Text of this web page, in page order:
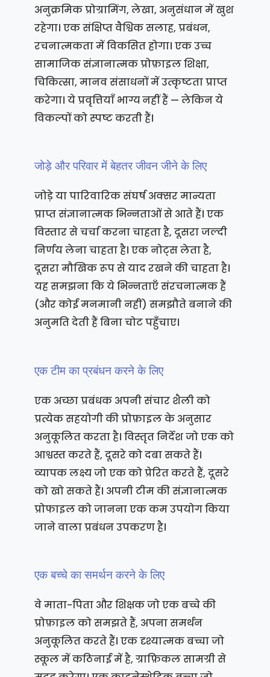
अनुक्रमिक प्रोग्रामिंग, लेखा, अनुसंधान में खुश
रहेगा। एक संक्षिप्त वैश्विक सलाह, प्रबंधन,
रचनात्मकता में विकसित होगा। एक उच्च
सामाजिक संज्ञानात्मक प्रोफ़ाइल शिक्षा,
चिकित्सा, मानव संसाधनों में उत्कृष्टता प्राप्त
करेगा। ये प्रवृत्तियाँ भाग्य नहीं हैं — लेकिन ये
विकल्पों को स्पष्ट करती हैं।
जोड़े और परिवार में बेहतर जीवन जीने के लिए
जोड़े या पारिवारिक संघर्ष अक्सर मान्यता
प्राप्त संज्ञानात्मक भिन्नताओं से आते हैं। एक
विस्तार से चर्चा करना चाहता है, दूसरा जल्दी
निर्णय लेना चाहता है। एक नोट्स लेता है,
दूसरा मौखिक रूप से याद रखने की चाहता है।
यह समझना कि ये भिन्नताएँ संरचनात्मक हैं
(और कोई मनमानी नहीं) समझौते बनाने की
अनुमति देती हैं बिना चोट पहुँचाए।
एक टीम का प्रबंधन करने के लिए
एक अच्छा प्रबंधक अपनी संचार शैली को
प्रत्येक सहयोगी की प्रोफ़ाइल के अनुसार
अनुकूलित करता है। विस्तृत निर्देश जो एक को
आश्वस्त करते हैं, दूसरे को दबा सकते हैं।
व्यापक लक्ष्य जो एक को प्रेरित करते हैं, दूसरे
को खो सकते हैं। अपनी टीम की संज्ञानात्मक
प्रोफाइल को जानना एक कम उपयोग किया
जाने वाला प्रबंधन उपकरण है।
एक बच्चे का समर्थन करने के लिए
वे माता-पिता और शिक्षक जो एक बच्चे की
प्रोफ़ाइल को समझते हैं, अपना समर्थन
अनुकूलित करते हैं। एक दृश्यात्मक बच्चा जो
स्कूल में कठिनाई में है, ग्राफ़िकल सामग्री से